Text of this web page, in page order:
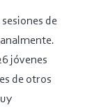
de
jóvenes
de otros